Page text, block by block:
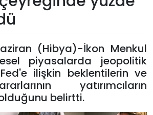
(Hibya)-İkon Menkul
piyasalarda jeopolitik
ilişkin beklentilerin ve
yatırımcıların
belirtti.